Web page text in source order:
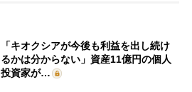
「キオクシアが今後も利益を出し続け
るかは分からない」資産11億円の個人
投資家が…